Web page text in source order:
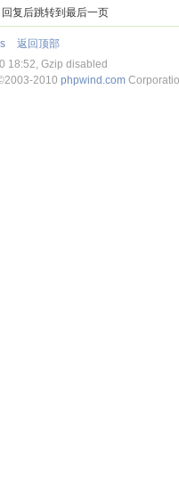
回复后跳转到最后一页
返回顶部
18:52, Gzip disabled
2010 phpwind.com